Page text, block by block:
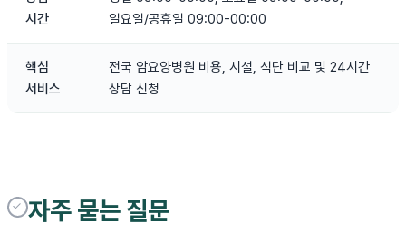
시간
일요일/공휴일 09:00-00:00
핵심
서비스
전국 암요양병원 비용, 시설, 식단 비교 및 24시간
상담 신청
자주 묻는 질문